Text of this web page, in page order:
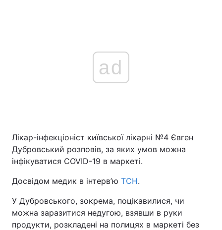
Україна Політика
Техно і зв'язок Лайт
ad
Лікар-інфекціоніст київської лікарні №4 Євген
Дубровський розповів, за яких умов можна
інфікуватися COVID-19 в маркеті.
Досвідом медик в інтерв’ю ТСН.
У Дубровського, зокрема, поцікавилися, чи
можна заразитися недугою, взявши в руки
продукти, розкладені на полицях в маркеті без